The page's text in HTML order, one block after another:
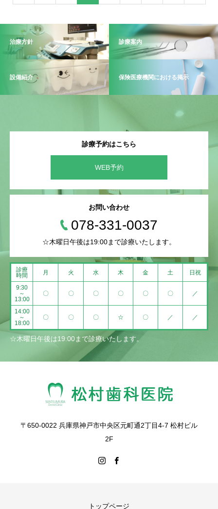
治療方針 診療案内
設備紹介 保険医療機関における掲示
診療予約はこちら
WEB予約
お問い合わせ
078-331-0037
☆木曜日午後は19:00まで診療いたします。
診療
時間
月 火 水 木 金 土 日祝
9:30
～
13:00
〇 〇 〇 〇 〇 〇 ／
14:00
～
18:00
〇 〇 〇 ☆ 〇 ／ ／
☆木曜日午後は19:00まで診療いたします。
〒650-0022 兵庫県神戸市中央区元町通2丁目4-7 松村ビル
2F
トップページ